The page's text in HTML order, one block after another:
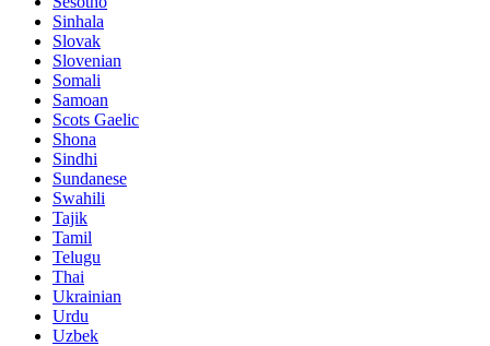
Sinhala
Slovak
Slovenian
Somali
Samoan
Scots Gaelic
Shona
Sindhi
Sundanese
Swahili
Tajik
Tamil
Telugu
Thai
Ukrainian
Urdu
Uzbek